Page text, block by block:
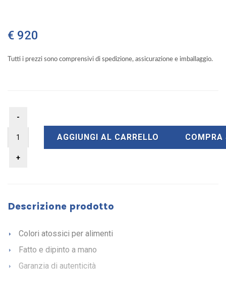
€ 920
Tutti i prezzi sono comprensivi di spedizione, assicurazione e imballaggio.
AGGIUNGI AL CARRELLO COMPRA
Descrizione prodotto
Colori atossici per alimenti
Fatto e dipinto a mano
Garanzia di autenticità